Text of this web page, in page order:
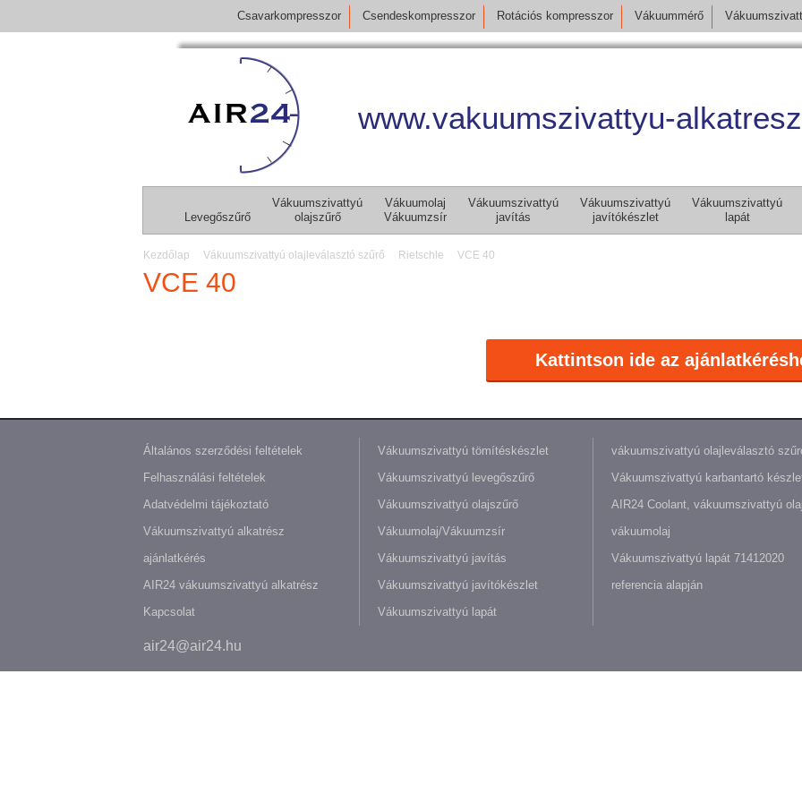
Csavarkompresszor Csendeskompresszor Rotációs kompresszor Vákuummérő
www.vakuumszivattyu-
Levegőszűrő
Vákuumszivattyú
olajszűrő
Vákuumolaj
Vákuumzsír
Vákuumszivattyú
javítás
Vákuumszivattyú
javítókészlet
Vákuumszivattyú
lapát
Kezdőlap Vákuumszivattyú olajleválasztó szűrő Rietschle VCE 40
VCE 40
Kattintson ide az
Általános szerződési feltételek
Felhasználási feltételek
Adatvédelmi tájékoztató
Vákuumszivattyú alkatrész
ajánlatkérés
AIR24 vákuumszivattyú alkatrész
Kapcsolat
Vákuumszivattyú tömítéskészlet
Vákuumszivattyú levegőszűrő
Vákuumszivattyú olajszűrő
Vákuumolaj/Vákuumzsír
Vákuumszivattyú javítás
Vákuumszivattyú javítókészlet
Vákuumszivattyú lapát
vákuumszivattyú olajleválasztó
Vákuumszivattyú karbantartó
AIR24 Coolant, vákuumszivattyú
vákuumolaj
Vákuumszivattyú lapát 71412020
referencia alapján
air24@air24.hu